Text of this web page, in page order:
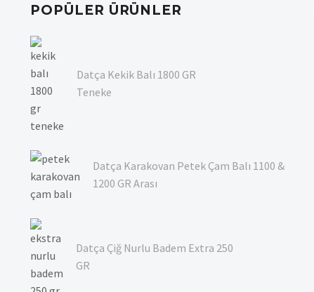
POPÜLER ÜRÜNLER
Datça Kekik Balı 1800 GR
Teneke
Datça Karakovan Petek Çam Balı 1100 &
1200 GR Arası
Datça Çiğ Nurlu Badem Extra 250
GR